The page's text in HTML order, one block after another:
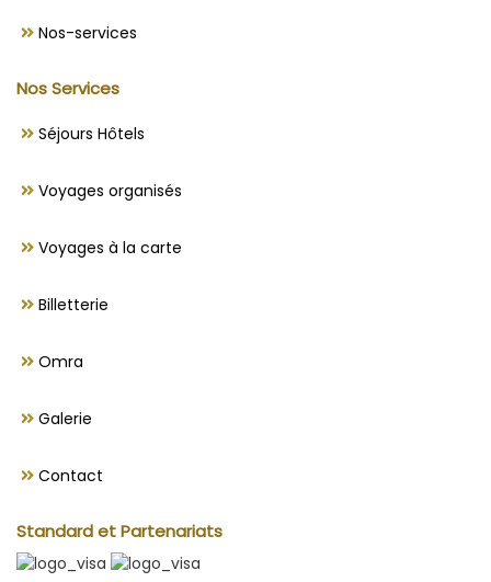
Nos-services
Nos Services
Séjours Hôtels
Voyages organisés
Voyages à la carte
Billetterie
Omra
Galerie
Contact
Standard et Partenariats